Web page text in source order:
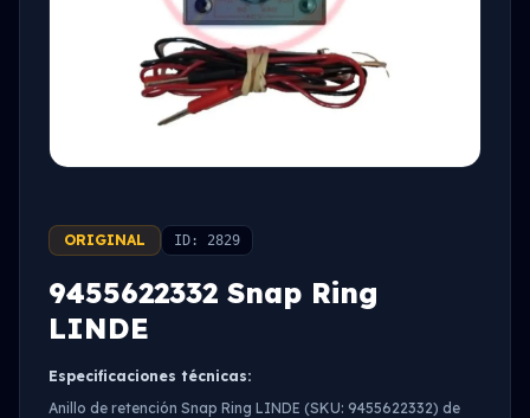
ORIGINAL ID: 2829
9455622332 Snap Ring
LINDE
Especificaciones técnicas:
Anillo de retención Snap Ring LINDE (SKU: 9455622332) de